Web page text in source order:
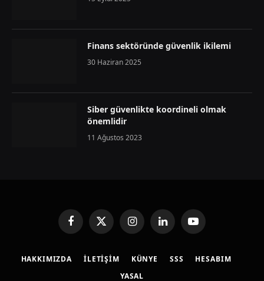
Finans sektöründe güvenlik ikilemi
30 Haziran 2025
Siber güvenlikte koordineli olmak
önemlidir
11 Ağustos 2023
FacebookX
(Twitter)
InstagramLinkedInYouTube
HAKKIMIZDA İLETIŞIM KÜNYE SSS
HESABIM
YASAL